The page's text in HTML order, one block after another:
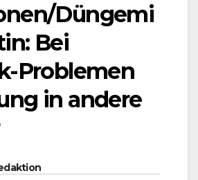
Düngemi
Bei
Problemen
in andere